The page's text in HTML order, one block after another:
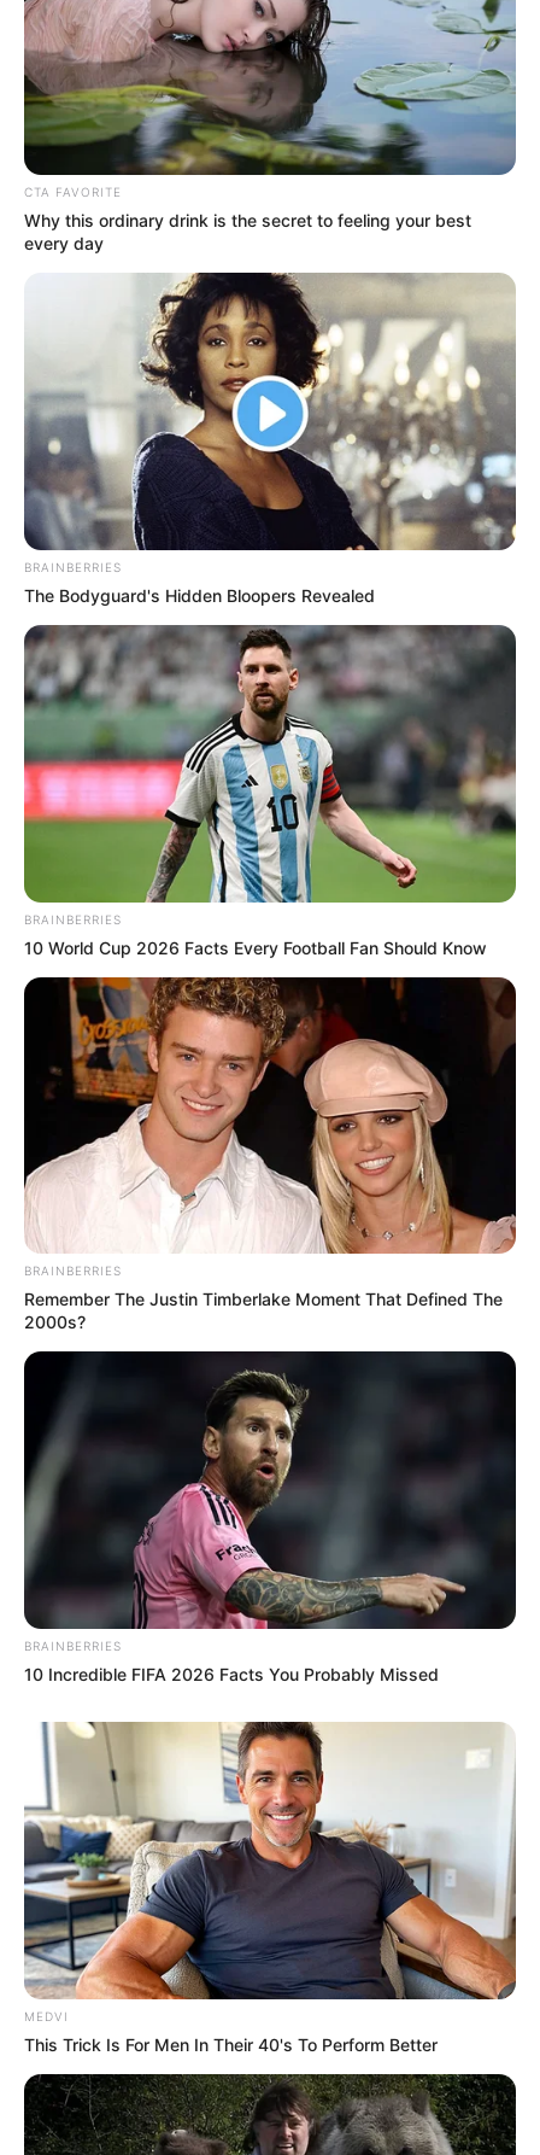
CTA FAVORITE
Why this ordinary drink is the secret to feeling your best
every day
BRAINBERRIES
The Bodyguard's Hidden Bloopers Revealed
BRAINBERRIES
10 World Cup 2026 Facts Every Football Fan Should Know
BRAINBERRIES
Remember The Justin Timberlake Moment That Defined The
2000s?
BRAINBERRIES
10 Incredible FIFA 2026 Facts You Probably Missed
MEDVI
This Trick Is For Men In Their 40's To Perform Better